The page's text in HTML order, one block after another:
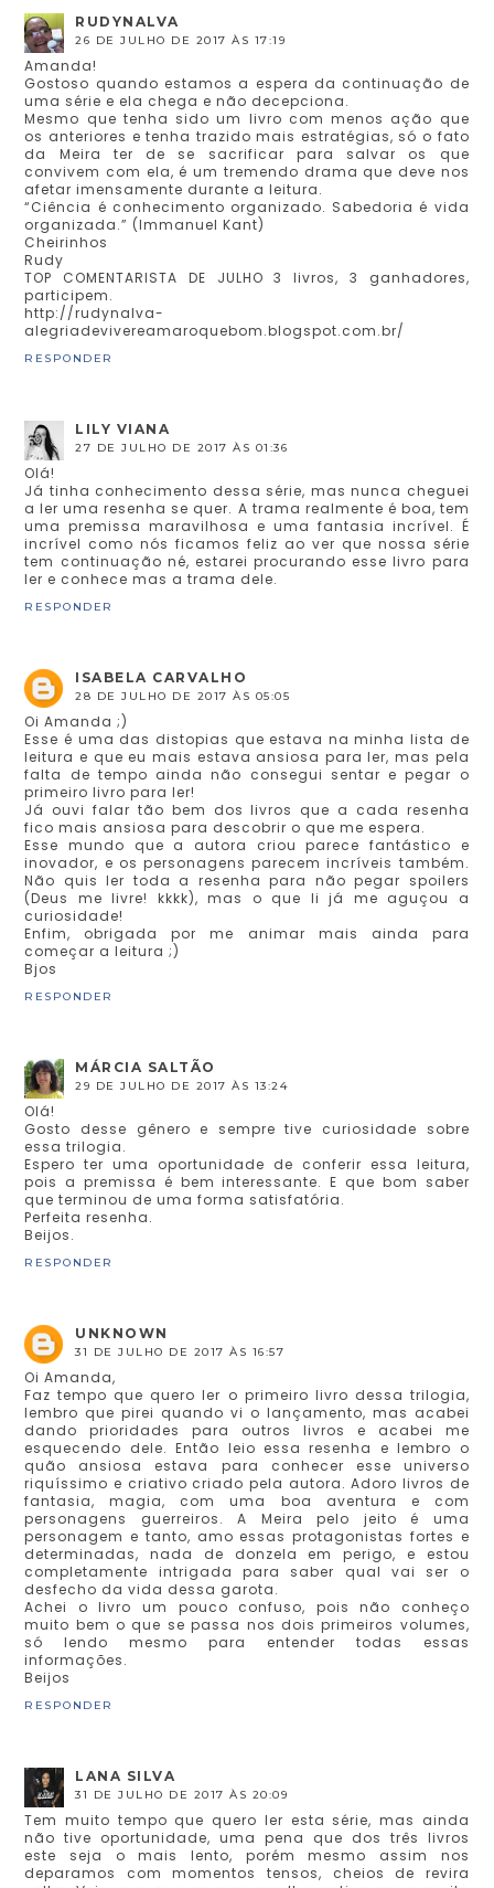
RUDYNALVA
26 DE JULHO DE 2017 ÀS 17:19
Amanda!
Gostoso quando estamos a espera da continuação de
uma série e ela chega e não decepciona.
Mesmo que tenha sido um livro com menos ação que
os anteriores e tenha trazido mais estratégias, só o fato
da Meira ter de se sacrificar para salvar os que
convivem com ela, é um tremendo drama que deve nos
afetar imensamente durante a leitura.
“Ciência é conhecimento organizado. Sabedoria é vida
organizada.” (Immanuel Kant)
Cheirinhos
Rudy
TOP COMENTARISTA DE JULHO 3 livros, 3 ganhadores,
participem.
http://rudynalva-
alegriadevivereamaroquebom.blogspot.com.br/
RESPONDER
LILY VIANA
27 DE JULHO DE 2017 ÀS 01:36
Olá!
Já tinha conhecimento dessa série, mas nunca cheguei
a ler uma resenha se quer. A trama realmente é boa, tem
uma premissa maravilhosa e uma fantasia incrível. É
incrível como nós ficamos feliz ao ver que nossa série
tem continuação né, estarei procurando esse livro para
ler e conhece mas a trama dele.
RESPONDER
ISABELA CARVALHO
28 DE JULHO DE 2017 ÀS 05:05
Oi Amanda ;)
Esse é uma das distopias que estava na minha lista de
leitura e que eu mais estava ansiosa para ler, mas pela
falta de tempo ainda não consegui sentar e pegar o
primeiro livro para ler!
Já ouvi falar tão bem dos livros que a cada resenha
fico mais ansiosa para descobrir o que me espera.
Esse mundo que a autora criou parece fantástico e
inovador, e os personagens parecem incríveis também.
Não quis ler toda a resenha para não pegar spoilers
(Deus me livre! kkkk), mas o que li já me aguçou a
curiosidade!
Enfim, obrigada por me animar mais ainda para
começar a leitura ;)
Bjos
RESPONDER
MÁRCIA SALTÃO
29 DE JULHO DE 2017 ÀS 13:24
Olá!
Gosto desse gênero e sempre tive curiosidade sobre
essa trilogia.
Espero ter uma oportunidade de conferir essa leitura,
pois a premissa é bem interessante. E que bom saber
que terminou de uma forma satisfatória.
Perfeita resenha.
Beijos.
RESPONDER
UNKNOWN
31 DE JULHO DE 2017 ÀS 16:57
Oi Amanda,
Faz tempo que quero ler o primeiro livro dessa trilogia,
lembro que pirei quando vi o lançamento, mas acabei
dando prioridades para outros livros e acabei me
esquecendo dele. Então leio essa resenha e lembro o
quão ansiosa estava para conhecer esse universo
riquíssimo e criativo criado pela autora. Adoro livros de
fantasia, magia, com uma boa aventura e com
personagens guerreiros. A Meira pelo jeito é uma
personagem e tanto, amo essas protagonistas fortes e
determinadas, nada de donzela em perigo, e estou
completamente intrigada para saber qual vai ser o
desfecho da vida dessa garota.
Achei o livro um pouco confuso, pois não conheço
muito bem o que se passa nos dois primeiros volumes,
só lendo mesmo para entender todas essas
informações.
Beijos
RESPONDER
LANA SILVA
31 DE JULHO DE 2017 ÀS 20:09
Tem muito tempo que quero ler esta série, mas ainda
não tive oportunidade, uma pena que dos três livros
este seja o mais lento, porém mesmo assim nos
deparamos com momentos tensos, cheios de revira